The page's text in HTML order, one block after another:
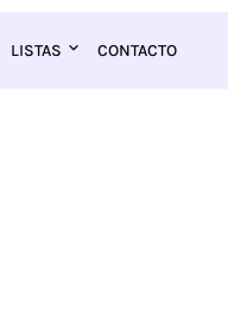
LISTAS CONTACTO